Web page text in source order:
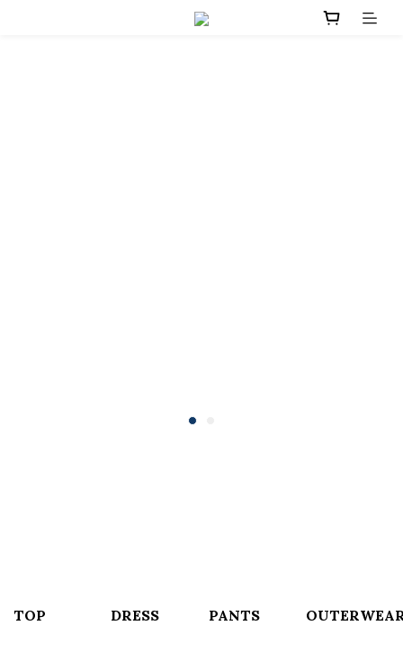
TOP DRESS PANTS